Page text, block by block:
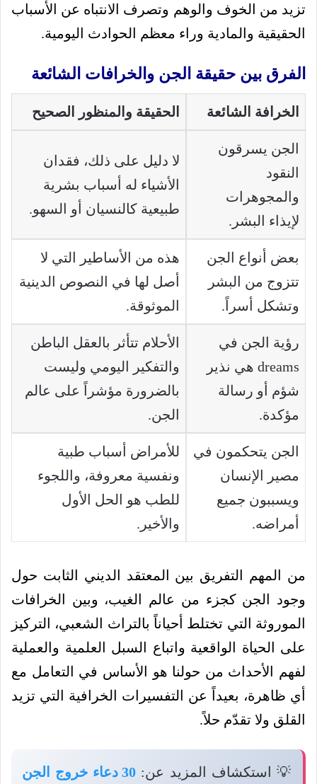
تزيد من الخوف والوهم وتصرف الانتباه عن الأسباب
الحقيقية والمادية وراء معظم الحوادث اليومية.
الفرق بين حقيقة الجن والخرافات الشائعة
الخرافة الشائعة الحقيقة والمنظور الصحيح
الجن يسرقون
النقود
والمجوهرات
لإيذاء البشر.
لا دليل على ذلك، فقدان
الأشياء له أسباب بشرية
طبيعية كالنسيان أو السهو.
بعض أنواع الجن
تتزوج من البشر
وتشكل أسراً.
هذه من الأساطير التي لا
أصل لها في النصوص الدينية
الموثوقة.
رؤية الجن في
dreams هي نذير
شؤم أو رسالة
مؤكدة.
الأحلام تتأثر بالعقل الباطن
والتفكير اليومي وليست
بالضرورة مؤشراً على عالم
الجن.
الجن يتحكمون في
مصير الإنسان
ويسببون جميع
أمراضه.
للأمراض أسباب طبية
ونفسية معروفة، واللجوء
للطب هو الحل الأول
والأخير.
من المهم التفريق بين المعتقد الديني الثابت حول
وجود الجن كجزء من عالم الغيب، وبين الخرافات
الموروثة التي تختلط أحياناً بالتراث الشعبي، التركيز
على الحياة الواقعية واتباع السبل العلمية والعملية
لفهم الأحداث من حولنا هو الأساس في التعامل مع
أي ظاهرة، بعيداً عن التفسيرات الخرافية التي تزيد
القلق ولا تقدّم حلاً.
💡 استكشاف المزيد عن: 30 دعاء خروج الجن